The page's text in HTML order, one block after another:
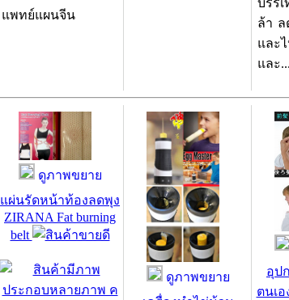
แพทย์แผนจีน
บรร
ล้า ล
และ
และ...
ดูภาพขยาย
แผ่นรัดหน้าท้องลดพุง
ZIRANA Fat burning
belt
ดูภาพขยาย
อุป
ตนเ